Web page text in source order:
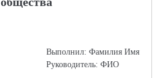
Выполнил: Фамилия Имя
Руководитель: ФИО